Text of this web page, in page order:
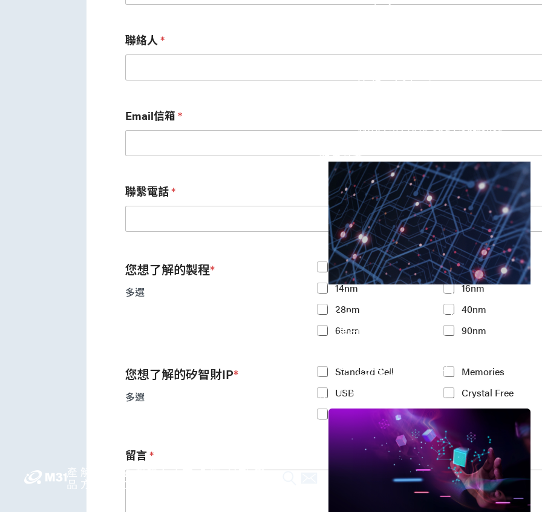
產
品
解決
方案
媒體
中心
投資人人才 永續 公司 繁
DisplayPort RX
UniPro Controller 2.0 (host / device)
UniPro 1.6 host
MIPI C/D PHY and Controller
解決方案
Accelerate Innovative
M31’s vision is to be the most
車用電子
高效能運算與數據中心
5G行動運算
存儲應用
媒體中心
聯絡人*
Email信箱 *
聯繫電話*
您想了解的製程*
多選
Y
o
u
r
I
n
t
e
s
t
d
e
<7nm 7nm
14nm
16nm
28nm
40nm
65nm
90nm
您想了解的矽智財IP*
多選
Y
o
u
r
I
e
Standard Cell Memories
USB
Crystal Free
留言*